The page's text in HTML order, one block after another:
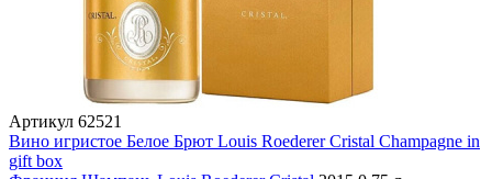
Артикул 62521
Вино игристое Белое Брют Louis Roederer Cristal Champagne in
gift box